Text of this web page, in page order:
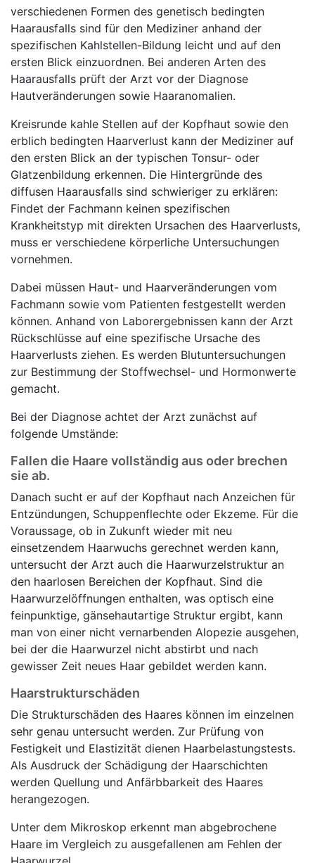
verschiedenen Formen des genetisch bedingten
Haarausfalls sind für den Mediziner anhand der
spezifischen Kahlstellen-Bildung leicht und auf den
ersten Blick einzuordnen. Bei anderen Arten des
Haarausfalls prüft der Arzt vor der Diagnose
Hautveränderungen sowie Haaranomalien.
Kreisrunde kahle Stellen auf der Kopfhaut sowie den
erblich bedingten Haarverlust kann der Mediziner auf
den ersten Blick an der typischen Tonsur- oder
Glatzenbildung erkennen. Die Hintergründe des
diffusen Haarausfalls sind schwieriger zu erklären:
Findet der Fachmann keinen spezifischen
Krankheitstyp mit direkten Ursachen des Haarverlusts,
muss er verschiedene körperliche Untersuchungen
vornehmen.
Dabei müssen Haut- und Haarveränderungen vom
Fachmann sowie vom Patienten festgestellt werden
können. Anhand von Laborergebnissen kann der Arzt
Rückschlüsse auf eine spezifische Ursache des
Haarverlusts ziehen. Es werden Blutuntersuchungen
zur Bestimmung der Stoffwechsel- und Hormonwerte
gemacht.
Bei der Diagnose achtet der Arzt zunächst auf
folgende Umstände:
Fallen die Haare vollständig aus oder brechen
sie ab.
Danach sucht er auf der Kopfhaut nach Anzeichen für
Entzündungen, Schuppenflechte oder Ekzeme. Für die
Voraussage, ob in Zukunft wieder mit neu
einsetzendem Haarwuchs gerechnet werden kann,
untersucht der Arzt auch die Haarwurzelstruktur an
den haarlosen Bereichen der Kopfhaut. Sind die
Haarwurzelöffnungen enthalten, was optisch eine
feinpunktige, gänsehautartige Struktur ergibt, kann
man von einer nicht vernarbenden Alopezie ausgehen,
bei der die Haarwurzel nicht abstirbt und nach
gewisser Zeit neues Haar gebildet werden kann.
Haarstrukturschäden
Die Strukturschäden des Haares können im einzelnen
sehr genau untersucht werden. Zur Prüfung von
Festigkeit und Elastizität dienen Haarbelastungstests.
Als Ausdruck der Schädigung der Haarschichten
werden Quellung und Anfärbbarkeit des Haares
herangezogen.
Unter dem Mikroskop erkennt man abgebrochene
Haare im Vergleich zu ausgefallenen am Fehlen der